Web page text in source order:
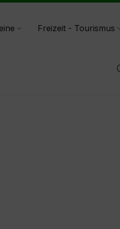
Freizeit - Tourismus